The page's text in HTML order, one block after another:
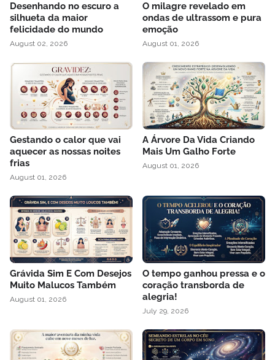
Desenhando no escuro a
silhueta da maior
felicidade do mundo
August 02, 2026
O milagre revelado em
ondas de ultrassom e pura
emoção
August 01, 2026
Gestando o calor que vai
aquecer as nossas noites
frias
August 01, 2026
A Árvore Da Vida Criando
Mais Um Galho Forte
August 01, 2026
Grávida Sim E Com Desejos
Muito Malucos Também
August 01, 2026
O tempo ganhou pressa e o
coração transborda de
alegria!
July 29, 2026